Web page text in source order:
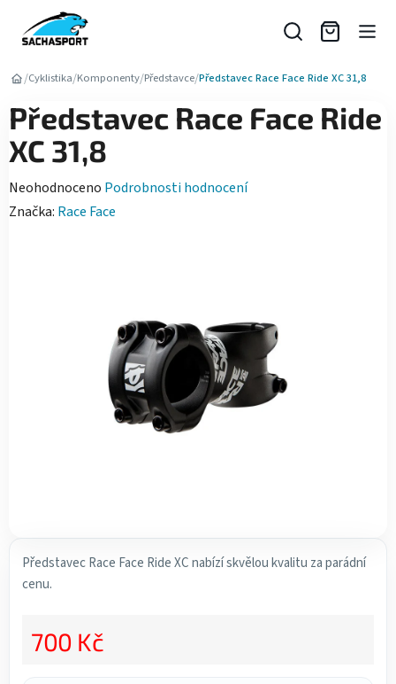
obsah
/Cyklistika/Komponenty/Představce/Představec Race Face Ride XC 31,8
Představec Race Face Ride XC nabízí skvělou kvalitu za parádní
cenu.
700 Kč
Představec Race Face Ride
XC 31,8
Průměrné
hodnocení
Neohodnoceno Podrobnosti hodnocení
Značka: Race Face